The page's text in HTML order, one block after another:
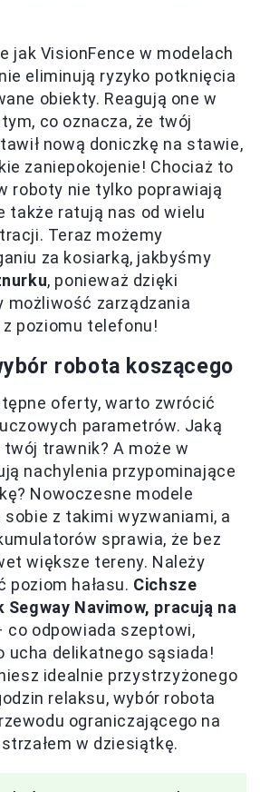
jak VisionFence w modelach
eliminują ryzyko potknięcia
obiekty. Reagują one w
co oznacza, że twój
nową doniczkę na stawie,
zaniepokojenie! Chociaż to
roboty nie tylko poprawiają
także ratują nas od wielu
Teraz możemy
za kosiarką, jakbyśmy
, ponieważ dzięki
możliwość zarządzania
poziomu telefonu!
robota koszącego
oferty, warto zwrócić
parametrów. Jaką
trawnik? A może w
nachylenia przypominające
Nowoczesne modele
z takimi wyzwaniami, a
sprawia, że bez
większe tereny. Należy
poziom hałasu. Cichsze
Navimow, pracują na
co odpowiada szeptowi,
ucha delikatnego sąsiada!
idealnie przystrzyżonego
relaksu, wybór robota
ograniczającego na
w dziesiątkę.